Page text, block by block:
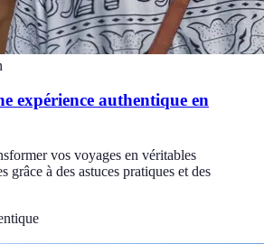
expérience authentique en
vos voyages en véritables
grâce à des astuces pratiques et des